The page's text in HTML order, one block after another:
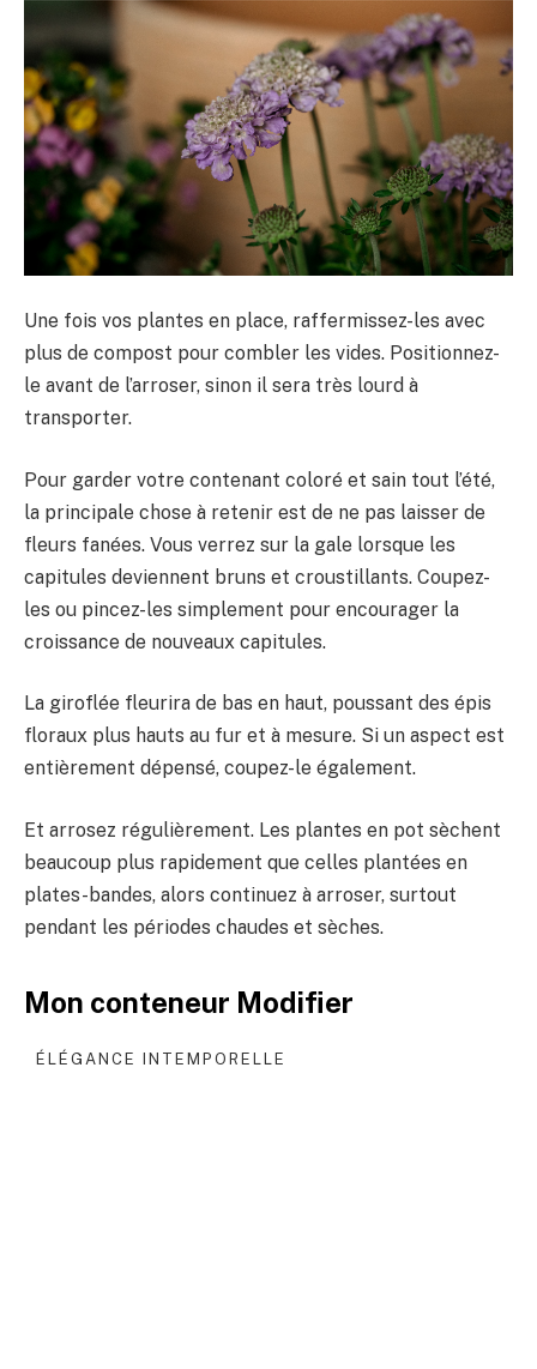
Une fois vos plantes en place, raffermissez-les avec
plus de compost pour combler les vides. Positionnez-
le avant de l’arroser, sinon il sera très lourd à
transporter.
Pour garder votre contenant coloré et sain tout l’été,
la principale chose à retenir est de ne pas laisser de
fleurs fanées. Vous verrez sur la gale lorsque les
capitules deviennent bruns et croustillants. Coupez-
les ou pincez-les simplement pour encourager la
croissance de nouveaux capitules.
La giroflée fleurira de bas en haut, poussant des épis
floraux plus hauts au fur et à mesure. Si un aspect est
entièrement dépensé, coupez-le également.
Et arrosez régulièrement. Les plantes en pot sèchent
beaucoup plus rapidement que celles plantées en
plates-bandes, alors continuez à arroser, surtout
pendant les périodes chaudes et sèches.
Mon conteneur Modifier
ÉLÉGANCE INTEMPORELLE